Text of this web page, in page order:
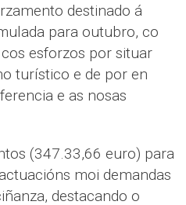
destinado á
para outubro, co
esforzos por situar
turístico e de por en
e as nosas
(347.33,66 euro) para
moi demandas
destacando o